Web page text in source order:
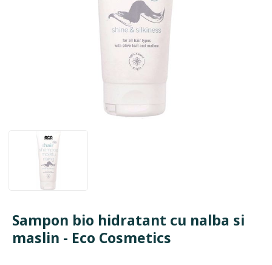
Sampon bio hidratant cu nalba si
maslin - Eco Cosmetics